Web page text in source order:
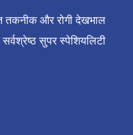
और रोगी देखभाल
सुपर स्पेशियलिटी